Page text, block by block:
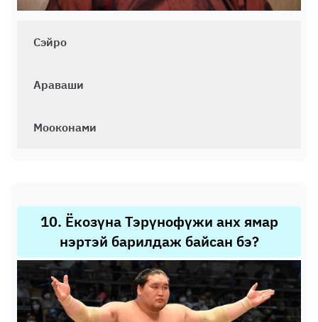
Сэйро
Араваши
Мооконами
10. Ёкозүна Тэрүнофүжи анх ямар
нэртэй барилдаж байсан бэ?